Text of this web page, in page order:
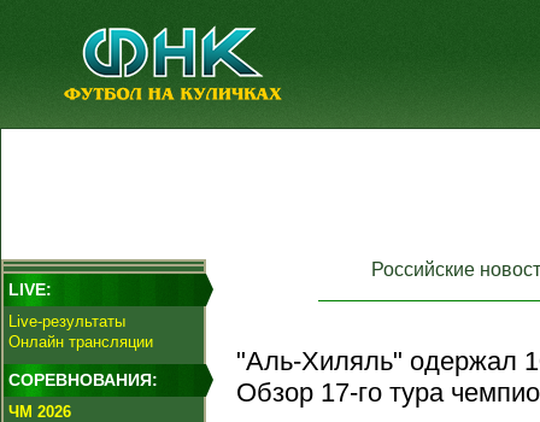
LIVE:
Live-результаты
Онлайн трансляции
СОРЕВНОВАНИЯ:
ЧМ 2026
Российские
"Аль-Хиляль" одержал
Обзор 17-го тура